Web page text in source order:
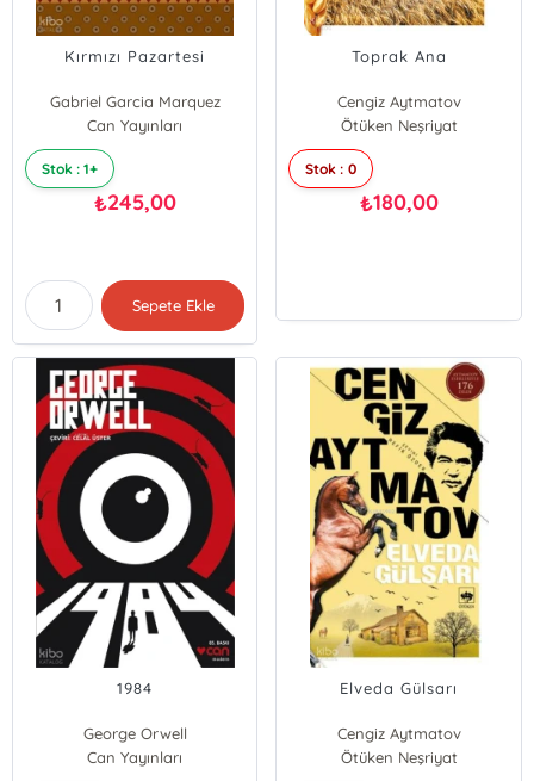
Kırmızı Pazartesi
Gabriel Garcia Marquez
Can Yayınları
Stok : 1+
₺245,00
Sepete Ekle
Toprak Ana
Cengiz Aytmatov
Ötüken Neşriyat
Stok : 0
₺180,00
1984
George Orwell
Can Yayınları
Elveda Gülsarı
Cengiz Aytmatov
Ötüken Neşriyat